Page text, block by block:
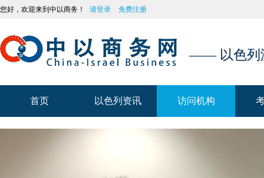
您好，欢迎来到中以商务！ 请登录 免费注册
—— 以色列
首页 以色列资讯 访问机构